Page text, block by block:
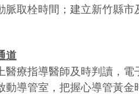
脈取栓時間；建立新竹縣
道
指導醫師及時判讀，電
導管室，把握心導管黃金